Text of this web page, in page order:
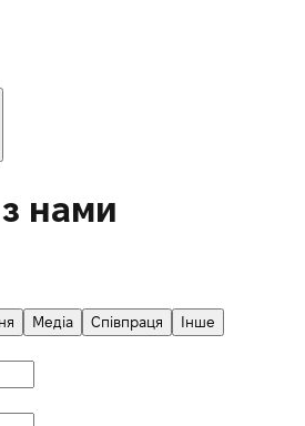
нами
Медіа Співпраця Інше